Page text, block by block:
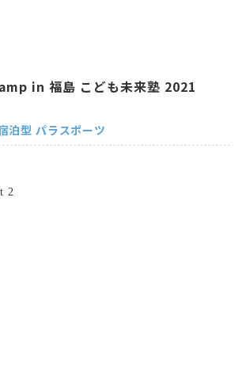
in 福島 こども未来塾 2021
泊型 パラスポーツ